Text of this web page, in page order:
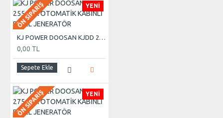
YENI
ÖN SIPARIŞ
KJ POWER DOOSAN KJDD 255 KVA OTOMATİK KABİNLİ DİZEL JENERATÖR
0,00 TL
Sepete Ekle
YENI
ÖN SIPARIŞ